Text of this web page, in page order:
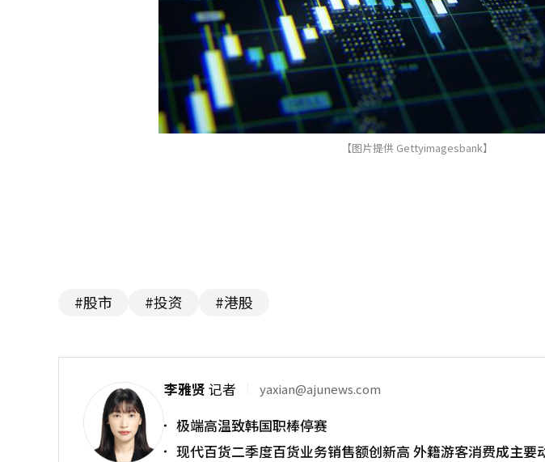
【图片提供 Gettyimagesbank】
#股市 #投资 #港股
李雅贤 记者 yaxian@ajunews.com
极端高温致韩国职棒停赛
现代百货二季度百货业务销售额创新高 外籍游客消费成主要